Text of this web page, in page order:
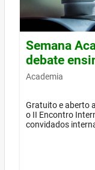
Semana
debate
Academia
Gratuito e aberto
o II Encontro
convidados